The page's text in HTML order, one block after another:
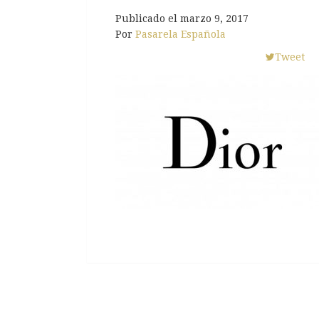
Publicado el marzo 9, 2017
Por Pasarela Española
Tweet